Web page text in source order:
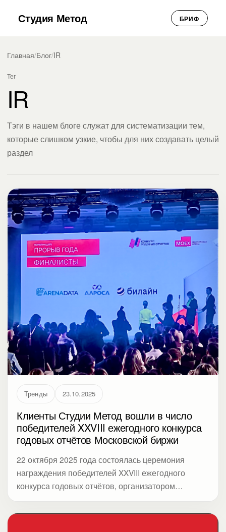
Студия Метод БРИФ
Главная/Блог/IR
Тег
IR
Тэги в нашем блоге служат для систематизации тем,
которые слишком узкие, чтобы для них создавать целый
раздел
Тренды 23.10.2025
Клиенты Студии Метод вошли в число
победителей XXVIII ежегодного конкурса
годовых отчётов Московской биржи
22 октября 2025 года состоялась церемония
награждения победителей XXVIII ежегодного
конкурса годовых отчётов, организатором
году конкурс объединил 119 компаний из